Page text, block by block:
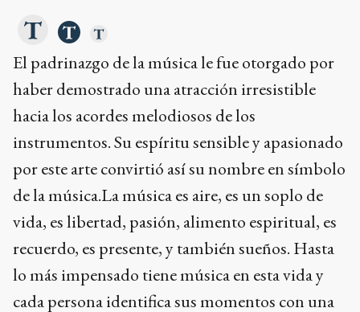
El padrinazgo de la música le fue otorgado por
haber demostrado una atracción irresistible
hacia los acordes melodiosos de los
instrumentos. Su espíritu sensible y apasionado
por este arte convirtió así su nombre en símbolo
de la música.La música es aire, es un soplo de
vida, es libertad, pasión, alimento espiritual, es
recuerdo, es presente, y también sueños. Hasta
lo más impensado tiene música en esta vida y
cada persona identifica sus momentos con una